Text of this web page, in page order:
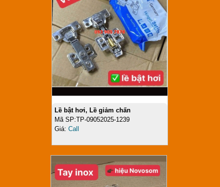
Lề bật hơi, Lề giảm chấn
Mã SP:TP-09052025-1239
Giá:Call